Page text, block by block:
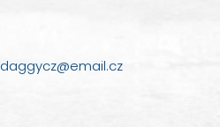
daggycz@email.cz